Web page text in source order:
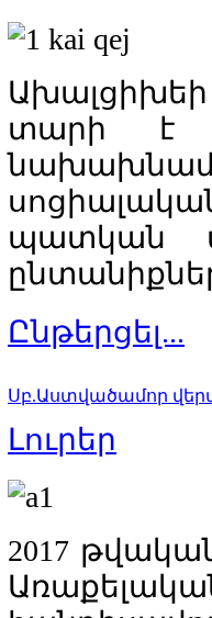
Ախալցիխեի
տարի է
պատկան
Ընթերցել...
Սբ.Աստվածամոր
Լուրեր
2017